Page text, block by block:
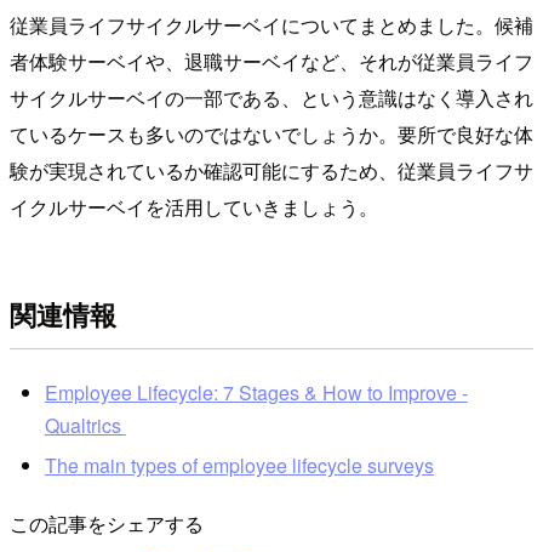
従業員ライフサイクルサーベイについてまとめました。候補
者体験サーベイや、退職サーベイなど、それが従業員ライフ
サイクルサーベイの一部である、という意識はなく導入され
ているケースも多いのではないでしょうか。要所で良好な体
験が実現されているか確認可能にするため、従業員ライフサ
イクルサーベイを活用していきましょう。
関連情報
Employee Lifecycle: 7 Stages & How to Improve -
Qualtrics
The main types of employee lifecycle surveys
この記事をシェアする